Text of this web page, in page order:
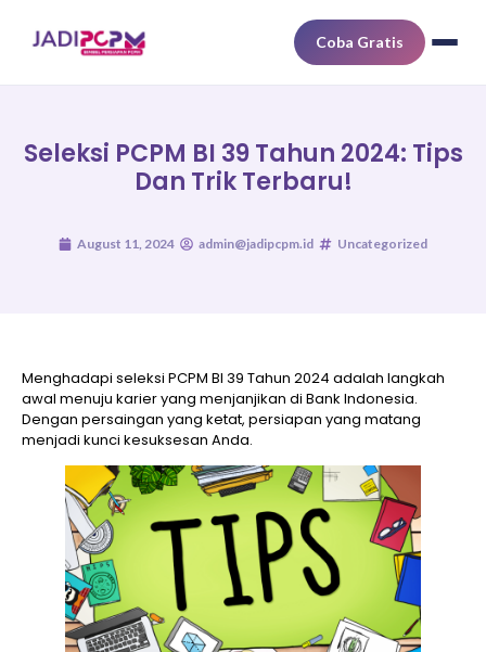
Coba Gratis
Seleksi PCPM BI 39 Tahun 2024: Tips
Dan Trik Terbaru!
August 11, 2024 admin@jadipcpm.id Uncategorized
Menghadapi seleksi PCPM BI 39 Tahun 2024 adalah langkah
awal menuju karier yang menjanjikan di Bank Indonesia.
Dengan persaingan yang ketat, persiapan yang matang
menjadi kunci kesuksesan Anda.